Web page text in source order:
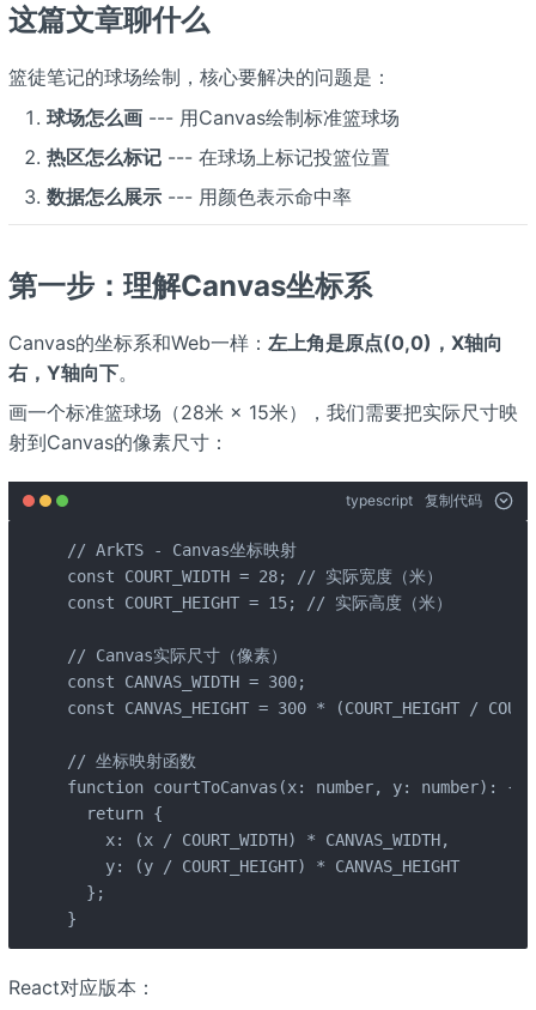
这篇文章聊什么
篮徒笔记的球场绘制，核心要解决的问题是：
球场怎么画--- 用Canvas绘制标准篮球场
热区怎么标记--- 在球场上标记投篮位置
数据怎么展示--- 用颜色表示命中率
第一步：理解Canvas坐标系
Canvas的坐标系和Web一样： 左上角是原点(0,0)，X轴向
右，Y轴向下。
画一个标准篮球场（28米 × 15米），我们需要把实际尺寸映
射到Canvas的像素尺寸：
typescript 复制代码
// ArkTS - Canvas坐标映射
const COURT_WIDTH = 28; // 实际宽度（米）
const COURT_HEIGHT = 15; // 实际高度（米）
// Canvas实际尺寸（像素）
const CANVAS_WIDTH = 300;
const CANVAS_HEIGHT = 300 * (COURT_HEIGHT /
// 坐标映射函数
function courtToCanvas(x: number, y: number): {
  return {
    x: (x / COURT_WIDTH) * CANVAS_WIDTH,
    y: (y / COURT_HEIGHT) * CANVAS_HEIGHT
  };
}
React对应版本：